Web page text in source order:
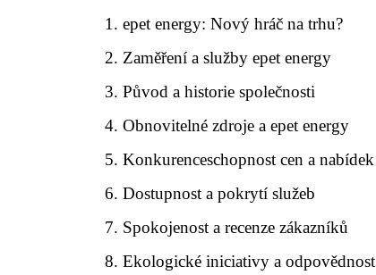
epet energy: Nový hráč na trhu?
Zaměření a služby epet energy
Původ a historie společnosti
Obnovitelné zdroje a epet energy
Konkurenceschopnost cen a nabídek
Dostupnost a pokrytí služeb
Spokojenost a recenze zákazníků
Ekologické iniciativy a odpovědnost